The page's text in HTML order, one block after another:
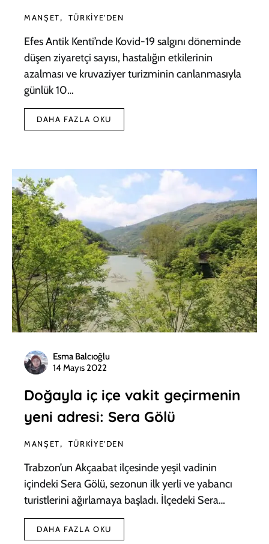
MANŞET TÜRKIYE'DEN
Efes Antik Kenti’nde Kovid-19 salgını döneminde
düşen ziyaretçi sayısı, hastalığın etkilerinin
azalması ve kruvaziyer turizminin canlanmasıyla
günlük 10…
DAHA FAZLA OKU
Esma Balcıoğlu
14 Mayıs 2022
Doğayla iç içe vakit geçirmenin
yeni adresi: Sera Gölü
MANŞET TÜRKIYE'DEN
Trabzon’un Akçaabat ilçesinde yeşil vadinin
içindeki Sera Gölü, sezonun ilk yerli ve yabancı
turistlerini ağırlamaya başladı. İlçedeki Sera…
DAHA FAZLA OKU